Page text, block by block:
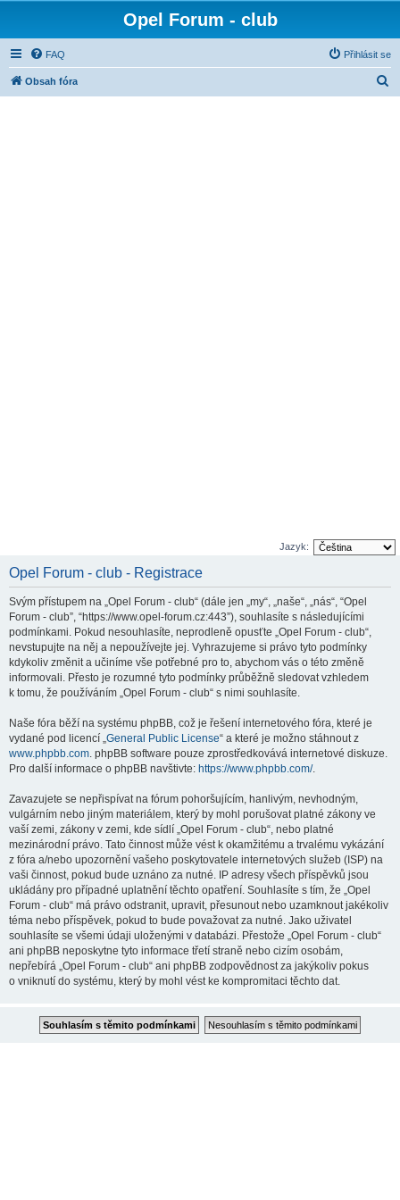
Opel Forum - club
FAQ Přihlásit se
Obsah fóra
Jazyk:
Opel Forum - club - Registrace
Svým přístupem na „Opel Forum - club“ (dále jen „my“, „naše“, „nás“, “Opel
Forum - club”, “https://www.opel-forum.cz:443”), souhlasíte s následujícími
podmínkami. Pokud nesouhlasíte, neprodleně opusťte „Opel Forum - club“,
nevstupujte na něj a nepoužívejte jej. Vyhrazujeme si právo tyto podmínky
kdykoliv změnit a učiníme vše potřebné pro to, abychom vás o této změně
informovali. Přesto je rozumné tyto podmínky průběžně sledovat vzhledem
k tomu, že používáním „Opel Forum - club“ s nimi souhlasíte.
Naše fóra běží na systému phpBB, což je řešení internetového fóra, které je
vydané pod licencí „General Public License“ a které je možno stáhnout z
www.phpbb.com. phpBB software pouze zprostředkovává internetové diskuze.
Pro další informace o phpBB navštivte: https://www.phpbb.com/.
Zavazujete se nepřispívat na fórum pohoršujícím, hanlivým, nevhodným,
vulgárním nebo jiným materiálem, který by mohl porušovat platné zákony ve
vaší zemi, zákony v zemi, kde sídlí „Opel Forum - club“, nebo platné
mezinárodní právo. Tato činnost může vést k okamžitému a trvalému vykázání
z fóra a/nebo upozornění vašeho poskytovatele internetových služeb (ISP) na
vaši činnost, pokud bude uznáno za nutné. IP adresy všech příspěvků jsou
ukládány pro případné uplatnění těchto opatření. Souhlasíte s tím, že „Opel
Forum - club“ má právo odstranit, upravit, přesunout nebo uzamknout jakékoliv
téma nebo příspěvek, pokud to bude považovat za nutné. Jako uživatel
souhlasíte se všemi údaji uloženými v databázi. Přestože „Opel Forum - club“
ani phpBB neposkytne tyto informace třetí straně nebo cizím osobám,
nepřebírá „Opel Forum - club“ ani phpBB zodpovědnost za jakýkoliv pokus
o vniknutí do systému, který by mohl vést ke kompromitaci těchto dat.